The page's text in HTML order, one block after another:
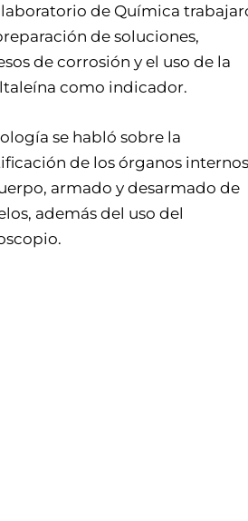
laboratorio de Química
de soluciones,
de corrosión y el uso de la
como indicador.
se habló sobre la
de los órganos internos
armado y desarmado de
además del uso del